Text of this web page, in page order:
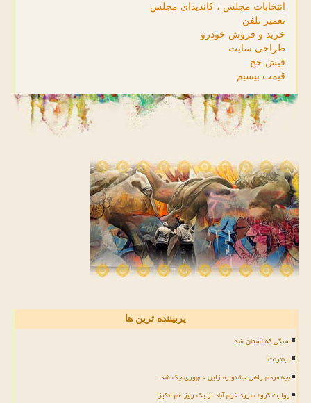
انتخابات مجلس ، کاندیدای مجلس
تعمیر تلفن
خرید و فروش خودرو
طراحی سایت
فیش حج
قیمت بیسیم
پربیننده ترین ها
سنگی که آسمان شد
اینترنت!
بچه مردم راهی جشنواره زلین جمهوری چک شد
روایت گروه سرود خرم آباد از یک روز غم انگیز